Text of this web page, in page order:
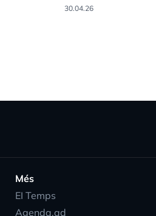
30.04.26
Més
EI Temps
Agenda.ad